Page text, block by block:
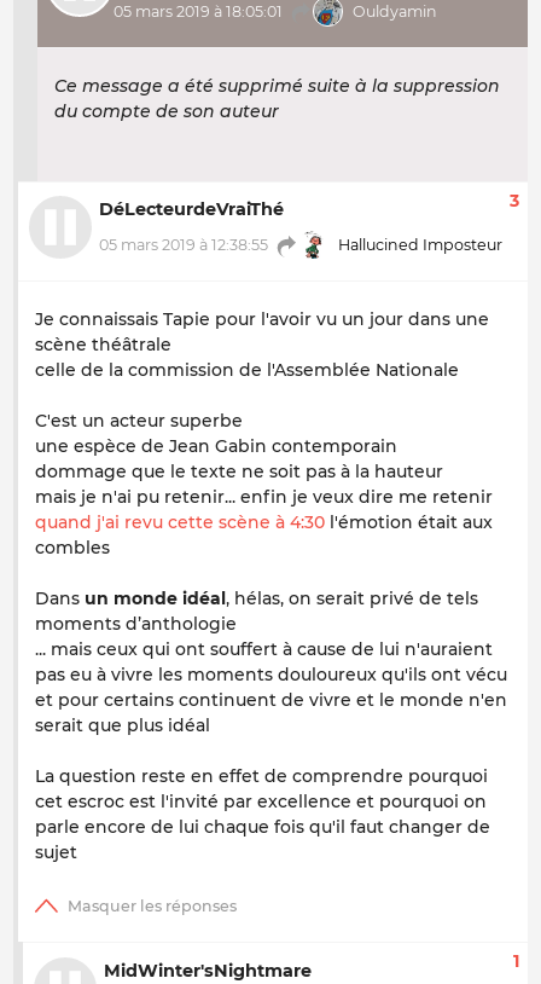
05 mars 2019 à 18:05:01 Ouldyamin
Ce message a été supprimé suite à la suppression
du compte de son auteur
DéLecteurdeVraiThé
05 mars 2019 à 12:38:55 Hallucined Imposteur
3
Je connaissais Tapie pour l'avoir vu un jour dans une
scène théâtrale
celle de la commission de l'Assemblée Nationale
C'est un acteur superbe
une espèce de Jean Gabin contemporain
dommage que le texte ne soit pas à la hauteur
mais je n'ai pu retenir... enfin je veux dire me retenir
quand j'ai revu cette scène à 4:30 l'émotion était aux
combles
Dans un monde idéal , hélas, on serait privé de tels
moments d’anthologie
... mais ceux qui ont souffert à cause de lui n'auraient
pas eu à vivre les moments douloureux qu'ils ont vécu
et pour certains continuent de vivre et le monde n'en
serait que plus idéal
La question reste en effet de comprendre pourquoi
cet escroc est l'invité par excellence et pourquoi on
parle encore de lui chaque fois qu'il faut changer de
sujet
MidWinter'sNightmare 1